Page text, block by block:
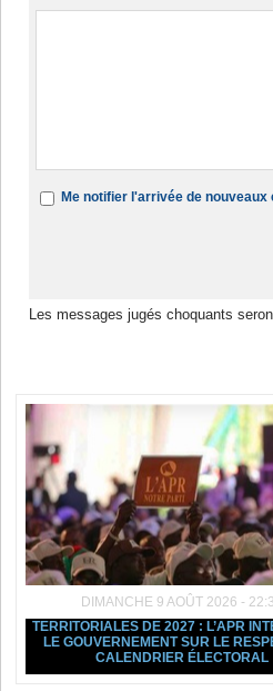
Me notifier l'arrivée de nouveaux
Les messages jugés choquants
DIMANCHE 9 AOÛT 2026 -
TERRITORIALES DE 2027 : L’APR
LE GOUVERNEMENT SUR LE
CALENDRIER ÉLECTORAL